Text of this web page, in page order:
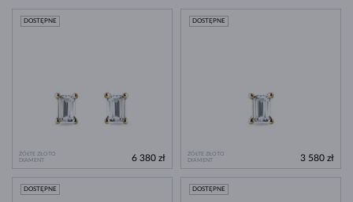
ŻÓŁTE ZŁOTO
DIAMENT
DOSTĘPNE
6 380 zł
ŻÓŁTE ZŁOTO
DIAMENT
DOSTĘPNE
3 580 zł
DOSTĘPNE DOSTĘPNE